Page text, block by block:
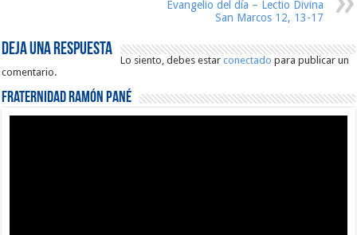
Evangelio del día – Lectio Divina
San Marcos 12, 13-17
Deja una respuesta
Lo siento, debes estarconectado para publicar un
comentario.
Fraternidad Ramón Pané